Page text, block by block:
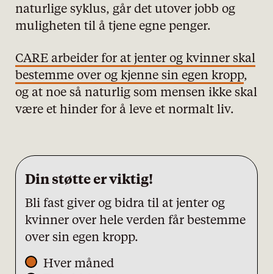
Nødvendige
Markedsføring
naturlige syklus, går det utover jobb og
muligheten til å tjene egne penger.
CARE arbeider for at jenter og kvinner skal
bestemme over og kjenne sin egen kropp,
og at noe så naturlig som mensen ikke skal
være et hinder for å leve et normalt liv.
Din støtte er viktig!
Bli fast giver og bidra til at jenter og
kvinner over hele verden får bestemme
over sin egen kropp.
Hver måned